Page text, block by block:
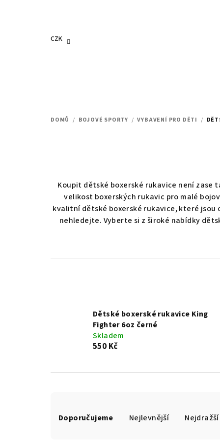
CZK
DOMŮ / BOJOVÉ SPORTY / VYBAVENÍ PRO DĚTI /
Koupit dětské boxerské rukavice není zase
velikost boxerských rukavic pro malé
kvalitní dětské boxerské rukavice, které jsou
nehledejte. Vyberte si z široké nabídky
Dětské boxerské rukavice King
Fighter 6oz černé
Skladem
550 Kč
aDoporučujeme Nejlevnější Nejdražší